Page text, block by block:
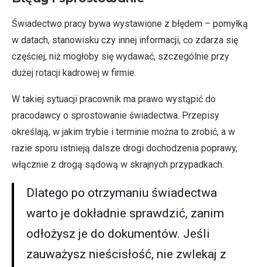
Świadectwo pracy bywa wystawione z błędem – pomyłką
w datach, stanowisku czy innej informacji, co zdarza się
częściej, niż mogłoby się wydawać, szczególnie przy
dużej rotacji kadrowej w firmie.
W takiej sytuacji pracownik ma prawo wystąpić do
pracodawcy o sprostowanie świadectwa. Przepisy
określają, w jakim trybie i terminie można to zrobić, a w
razie sporu istnieją dalsze drogi dochodzenia poprawy,
włącznie z drogą sądową w skrajnych przypadkach.
Dlatego po otrzymaniu świadectwa
warto je dokładnie sprawdzić, zanim
odłożysz je do dokumentów. Jeśli
zauważysz nieścisłość, nie zwlekaj z